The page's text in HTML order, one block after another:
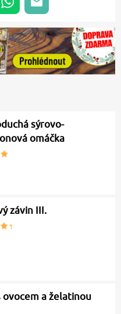
sýrovo-
omáčka
závin III.
ovocem a želatinou